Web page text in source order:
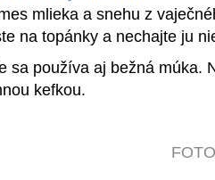
mlieka a snehu z
na topánky a nechajte ju
sa používa aj bežná múka.
kefkou.